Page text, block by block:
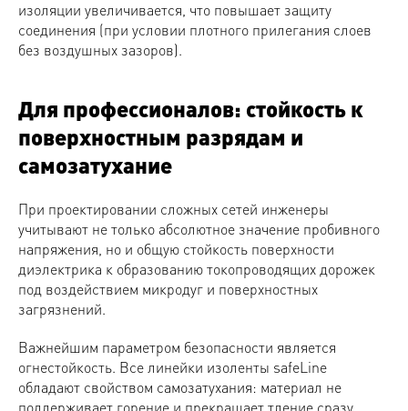
изоляции увеличивается, что повышает защиту
соединения (при условии плотного прилегания слоев
без воздушных зазоров).
Для профессионалов: стойкость к
поверхностным разрядам и
самозатухание
При проектировании сложных сетей инженеры
учитывают не только абсолютное значение пробивного
напряжения, но и общую стойкость поверхности
диэлектрика к образованию токопроводящих дорожек
под воздействием микродуг и поверхностных
загрязнений.
Важнейшим параметром безопасности является
огнестойкость. Все линейки изоленты safeLine
обладают свойством самозатухания: материал не